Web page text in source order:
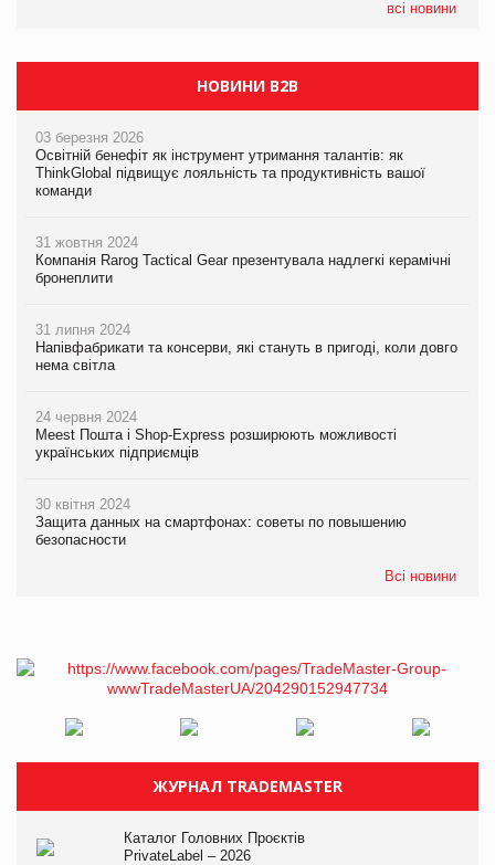
всі новини
НОВИНИ B2B
03 березня 2026
Освітній бенефіт як інструмент утримання талантів: як
ThinkGlobal підвищує лояльність та продуктивність вашої
команди
31 жовтня 2024
Компанія Rarog Tactical Gear презентувала надлегкі керамічні
бронеплити
31 липня 2024
Напівфабрикати та консерви, які стануть в пригоді, коли довго
нема світла
24 червня 2024
Meest Пошта і Shop-Express розширюють можливості
українських підприємців
30 квітня 2024
Защита данных на смартфонах: советы по повышению
безопасности
Всі новини
ЖУРНАЛ TRADEMASTER
Каталог Головних Проєктів
PrivateLabel – 2026